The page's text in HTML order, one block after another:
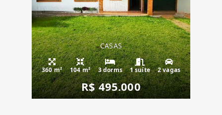
CASAS
360 m² 104 m² 3 dorms 1 suíte 2 vagas
R$ 495.000